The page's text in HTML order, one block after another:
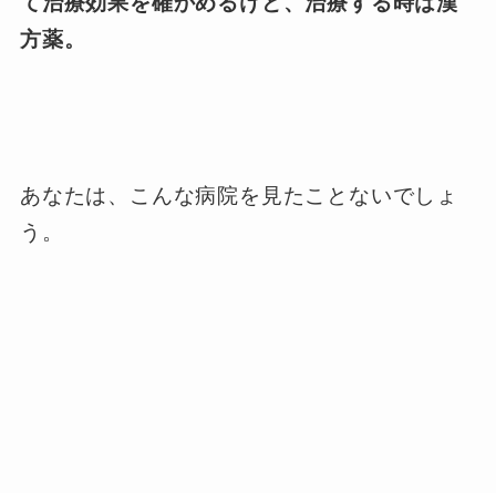
方薬。
あなたは、こんな病院を見たことないでしょ
う。